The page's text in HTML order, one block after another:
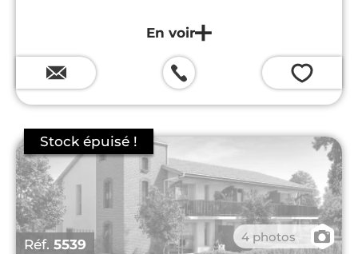
💗
Réf. 5539 4 photos 📷